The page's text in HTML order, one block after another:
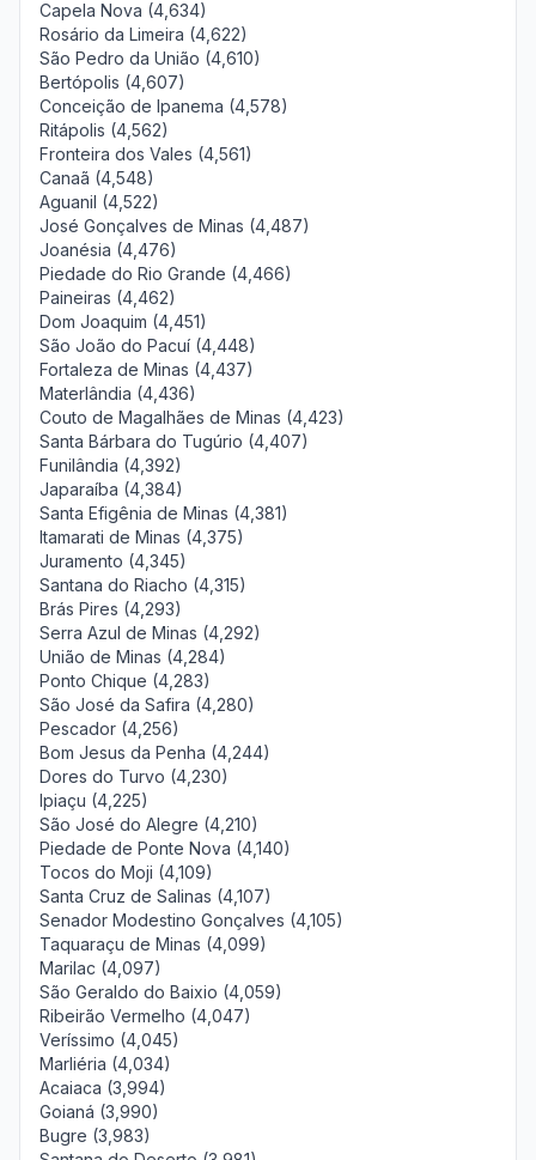
Capela Nova (4,634)
Rosário da Limeira (4,622)
São Pedro da União (4,610)
Bertópolis (4,607)
Conceição de Ipanema (4,578)
Ritápolis (4,562)
Fronteira dos Vales (4,561)
Canaã (4,548)
Aguanil (4,522)
José Gonçalves de Minas (4,487)
Joanésia (4,476)
Piedade do Rio Grande (4,466)
Paineiras (4,462)
Dom Joaquim (4,451)
São João do Pacuí (4,448)
Fortaleza de Minas (4,437)
Materlândia (4,436)
Couto de Magalhães de Minas (4,423)
Santa Bárbara do Tugúrio (4,407)
Funilândia (4,392)
Japaraíba (4,384)
Santa Efigênia de Minas (4,381)
Itamarati de Minas (4,375)
Juramento (4,345)
Santana do Riacho (4,315)
Brás Pires (4,293)
Serra Azul de Minas (4,292)
União de Minas (4,284)
Ponto Chique (4,283)
São José da Safira (4,280)
Pescador (4,256)
Bom Jesus da Penha (4,244)
Dores do Turvo (4,230)
Ipiaçu (4,225)
São José do Alegre (4,210)
Piedade de Ponte Nova (4,140)
Tocos do Moji (4,109)
Santa Cruz de Salinas (4,107)
Senador Modestino Gonçalves (4,105)
Taquaraçu de Minas (4,099)
Marilac (4,097)
São Geraldo do Baixio (4,059)
Ribeirão Vermelho (4,047)
Veríssimo (4,045)
Marliéria (4,034)
Acaiaca (3,994)
Goianá (3,990)
Bugre (3,983)